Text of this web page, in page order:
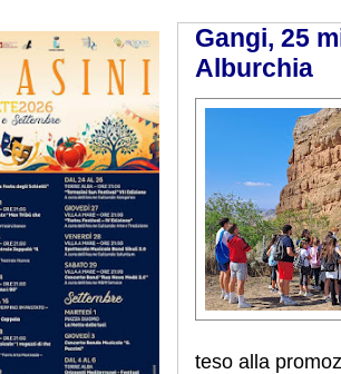
Gangi, 25
Alburchia
teso alla